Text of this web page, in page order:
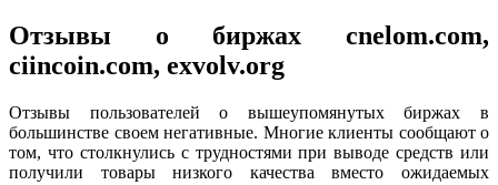
Отзывы о биржах cnelom.com,
ciincoin.com, exvolv.org
Отзывы пользователей о вышеупомянутых биржах в
большинстве своем негативные. Многие клиенты сообщают о
том, что столкнулись с трудностями при выводе средств или
получили товары низкого качества вместо ожидаемых